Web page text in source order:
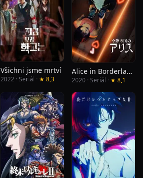
Všichni jsme mrtví
2022 · Seriál · ★ 8,3
Alice in Borderland
2020 · Seriál · ★ 8,1